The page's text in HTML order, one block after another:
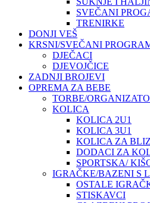
SVEČANI
TRENIRKE
DONJI VEŠ
KRSNI/SVEČANI
DJEČACI
DJEVOJČICE
ZADNJI BROJEVI
OPREMA ZA BEBE
TORBE/
KOLICA
KOLICA 2U1
KOLICA 3U1
KOLICA ZA
DODACI ZA
SPORTSKA/
IGRAČKE/BAZENI S
OSTALE
STISKAVCI